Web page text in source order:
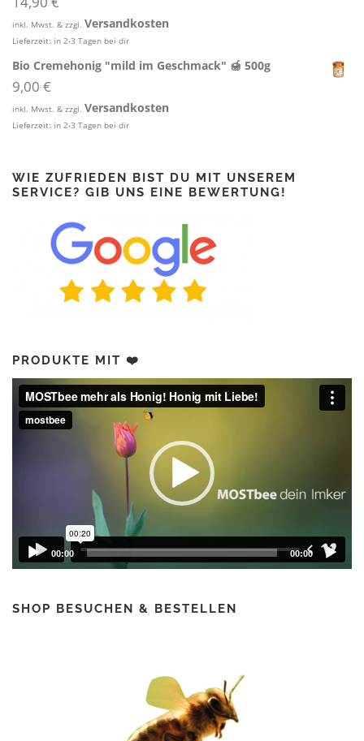
g
e
r
e
i
w
r
1
6
€
e
r
P
i
s
t
:
,
9
€
inkl. Mwst. & zzgl. Versandkosten
Lieferzeit: in 2-3 Tagen bei dir
Bio Cremehonig "mild im Geschmack" 🍯 500g
9,00 €
inkl. Mwst. & zzgl. Versandkosten
Lieferzeit: in 2-3 Tagen bei dir
WIE ZUFRIEDEN BIST DU MIT UNSEREM
SERVICE? GIB UNS EINE BEWERTUNG!
PRODUKTE MIT ❤️
Video-
Player
00:00 00:00
SHOP BESUCHEN & BESTELLEN